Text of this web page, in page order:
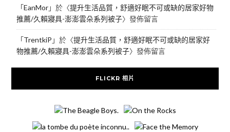
「EanMor」於〈提升生活品質，舒適好眠不可或缺的居家好物
推薦/久賴寢具-澎澎雲朵系列被子〉發佈留言
「TrentkiP 」於〈提升生活品質，舒適好眠不可或缺的居家好
物推薦/久賴寢具-澎澎雲朵系列被子〉發佈留言
FLICKR 相片